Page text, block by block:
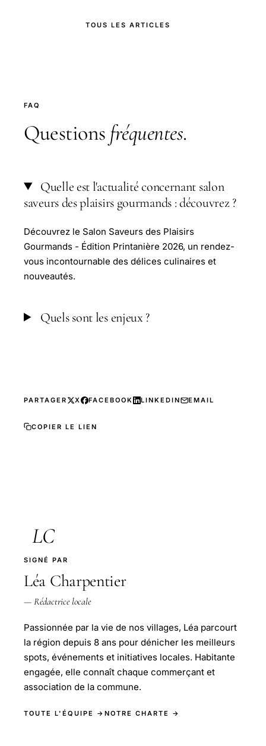
TOUS LES ARTICLES
FAQ
Questions fréquentes.
Quelle est l'actualité concernant salon
saveurs des plaisirs gourmands : découvrez ?
Découvrez le Salon Saveurs des Plaisirs
Gourmands - Édition Printanière 2026, un rendez-
vous incontournable des délices culinaires et
nouveautés.
Quels sont les enjeux ?
PARTAGER X FACEBOOK LINKEDIN EMAIL
COPIER LE LIEN
LC
SIGNÉ PAR
Léa Charpentier
— Rédactrice locale
Passionnée par la vie de nos villages, Léa parcourt
la région depuis 8 ans pour dénicher les meilleurs
spots, événements et initiatives locales. Habitante
engagée, elle connaît chaque commerçant et
association de la commune.
TOUTE L'ÉQUIPE → NOTRE CHARTE →